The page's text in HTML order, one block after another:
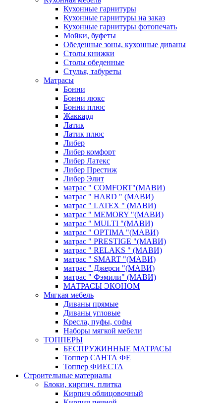
Кухонные гарнитуры
Кухонные гарнитуры на заказ
Кухонные гарнитуры фотопечать
Мойки, буфеты
Обеденные зоны, кухонные диваны
Столы книжки
Столы обеденные
Стулья, табуреты
Матрасы
Бонни
Бонни люкс
Бонни плюс
Жаккард
Латик
Латик плюс
Либер
Либер комфорт
Либер Латекс
Либер Престиж
Либер Элит
матрас " COMFORT"(МАВИ)
матрас " HARD " (МАВИ)
матрас " LATEX " (МАВИ)
матрас " MEMORY "(МАВИ)
матрас " MULTI "(МАВИ)
матрас " OPTIMA "(МАВИ)
матрас " PRESTIGE "(МАВИ)
матрас " RELAKS " (МАВИ)
матрас " SMART "(МАВИ)
матрас " Джерси "(МАВИ)
матрас " Фэмили" (МАВИ)
МАТРАСЫ ЭКОНОМ
Мягкая мебель
Диваны прямые
Диваны угловые
Кресла, пуфы, софы
Наборы мягкой мебели
ТОППЕРЫ
БЕСПРУЖИННЫЕ МАТРАСЫ
Топпер САНТА ФЕ
Топпер ФИЕСТА
Строительные материалы
Блоки, кирпич. плитка
Кирпич облицовочный